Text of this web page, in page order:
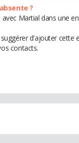
?
avec Martial dans une
d'ajouter cette
contacts.